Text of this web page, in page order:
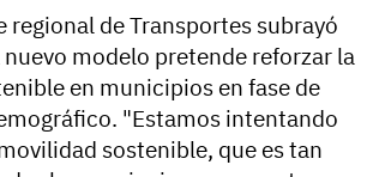
regional de Transportes subrayó
nuevo modelo pretende reforzar la
en municipios en fase de
"Estamos intentando
sostenible, que es tan